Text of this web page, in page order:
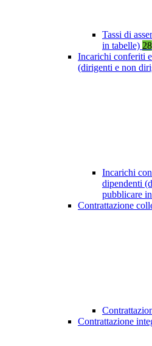
Tassi di
in tabelle) 28
Incarichi conferiti
(dirigenti e non
Incarichi
dipendenti
pubblicare
Contrattazione
Contrattazione